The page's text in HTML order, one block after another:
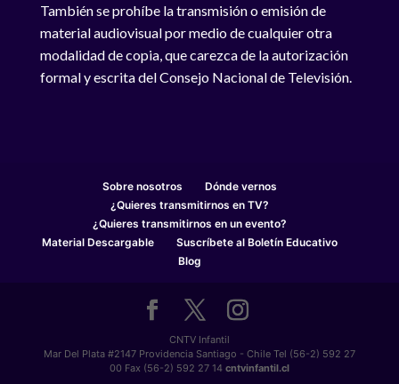
También se prohíbe la transmisión o emisión de
material audiovisual por medio de cualquier otra
modalidad de copia, que carezca de la autorización
formal y escrita del Consejo Nacional de Televisión.
Sobre nosotros
Dónde vernos
¿Quieres transmitirnos en TV?
¿Quieres transmitirnos en un evento?
Material Descargable
Suscríbete al Boletín Educativo
Blog
CNTV Infantil
Mar Del Plata #2147 Providencia Santiago - Chile Tel (56-2) 592 27
00 Fax (56-2) 592 27 14 cntvinfantil.cl